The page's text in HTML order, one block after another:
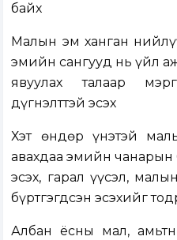
байх
Малын эм ханган
эмийн сангууд нь үйл
явуулах талаар
дүгнэлттэй эсэх
Хэт өндөр үнэтэй
авахдаа эмийн чанарын
эсэх, гарал үүсэл,
бүртгэгдсэн эсэхийг
Албан ёсны мал,